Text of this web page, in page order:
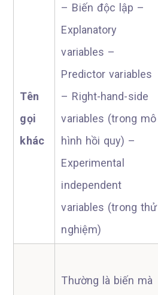
Tên
gọi
khác
– Biến độc lập –
Explanatory
variables –
Predictor variables
– Right-hand-side
variables (trong mô
hình hồi quy) –
Experimental
independent
variables (trong thử
nghiệm)
Thường là biến mà